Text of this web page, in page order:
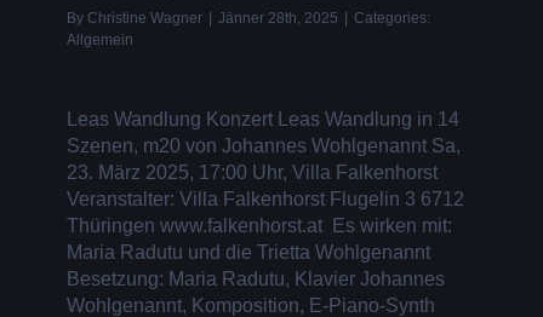
By Christine Wagner Jänner 28th, 2025
Categories:
Allgemein
Leas Wandlung Konzert Leas Wandlung in 14
Szenen, m20 von Johannes Wohlgenannt Sa,
23. März 2025, 17:00 Uhr, Villa Falkenhorst
Veranstalter: Villa Falkenhorst Flugelin 3 6712
Thüringen www.falkenhorst.at Es wirken mit:
Maria Radutu und die Trietta Wohlgenannt
Besetzung: Maria Radutu, Klavier Johannes
Wohlgenannt, Komposition, E-Piano-Synth